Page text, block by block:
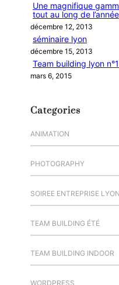
Une magnifique
tout au long de l’année
décembre 12, 2013
séminaire lyon
décembre 15, 2013
Team building lyon n°1
mars 6, 2015
Categories
ANIMATION
PHOTOGRAPHY
SOIREE ENTREPRISE LYON
TEAM BUILDING ÉTÉ
TEAM BUILDING INDOOR
WORDPRESS